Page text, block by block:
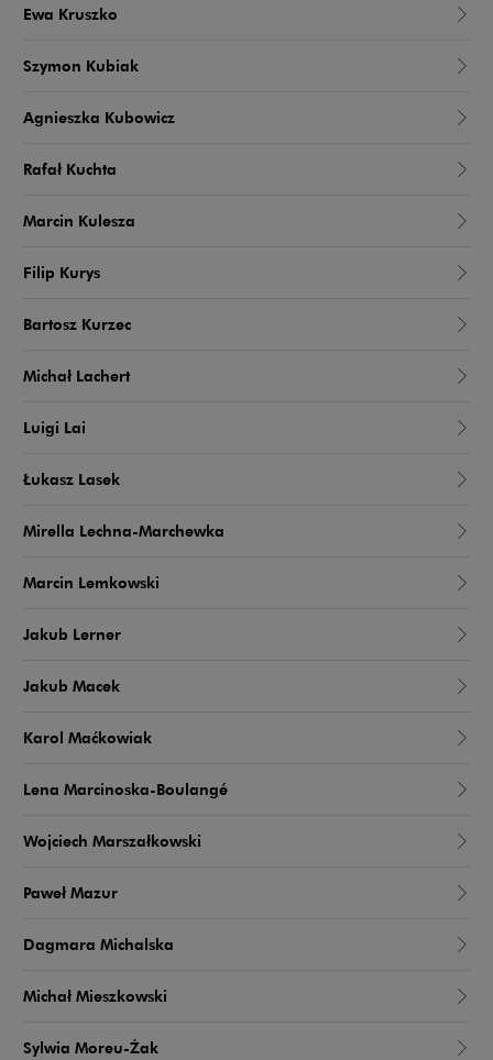
Ewa Kruszko
Szymon Kubiak
Agnieszka Kubowicz
Rafał Kuchta
Marcin Kulesza
Filip Kurys
Bartosz Kurzec
Michał Lachert
Luigi Lai
Łukasz Lasek
Mirella Lechna-Marchewka
Marcin Lemkowski
Jakub Lerner
Jakub Macek
Karol Maćkowiak
Lena Marcinoska-Boulangé
Wojciech Marszałkowski
Paweł Mazur
Dagmara Michalska
Michał Mieszkowski
Sylwia Moreu-Żak